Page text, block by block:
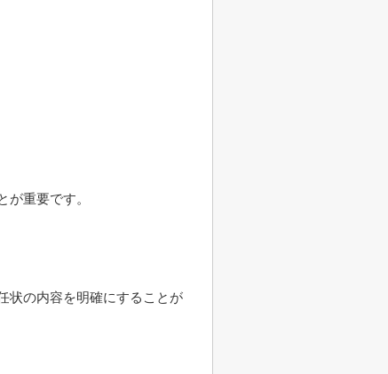
重要です。
状の内容を明確にすることが